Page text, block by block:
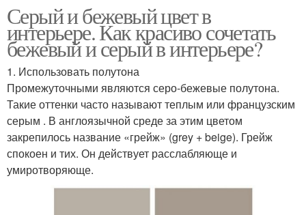
Серый и бежевый цвет в
интерьере. Как красиво сочетать
бежевый и серый в интерьере?
1. Использовать полутона
Промежуточными являются серо-бежевые полутона.
Такие оттенки часто называют теплым или французским
серым . В англоязычной среде за этим цветом
закрепилось название «грейж» (grey + beige). Грейж
спокоен и тих. Он действует расслабляюще и
умиротворяюще.